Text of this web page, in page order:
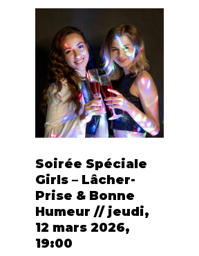
Soirée Spéciale
Girls – Lâcher-
Prise & Bonne
Humeur // jeudi,
12 mars 2026,
19:00